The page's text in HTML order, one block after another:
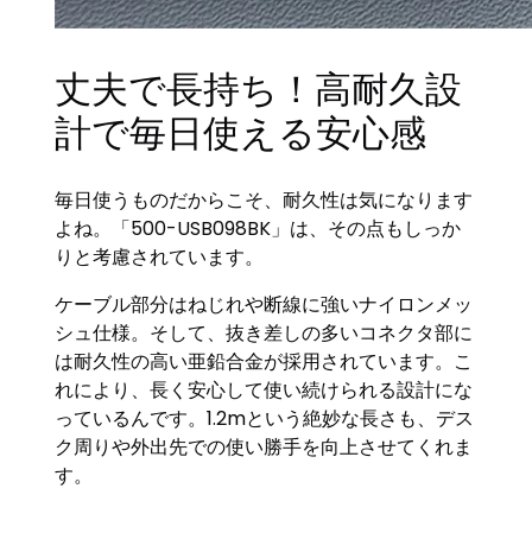
丈夫で長持ち！高耐久設
計で毎日使える安心感
毎日使うものだからこそ、耐久性は気になります
よね。「500-USB098BK」は、その点もしっか
りと考慮されています。
ケーブル部分はねじれや断線に強いナイロンメッ
シュ仕様。そして、抜き差しの多いコネクタ部に
は耐久性の高い亜鉛合金が採用されています。こ
れにより、長く安心して使い続けられる設計にな
っているんです。1.2mという絶妙な長さも、デス
ク周りや外出先での使い勝手を向上させてくれま
す。